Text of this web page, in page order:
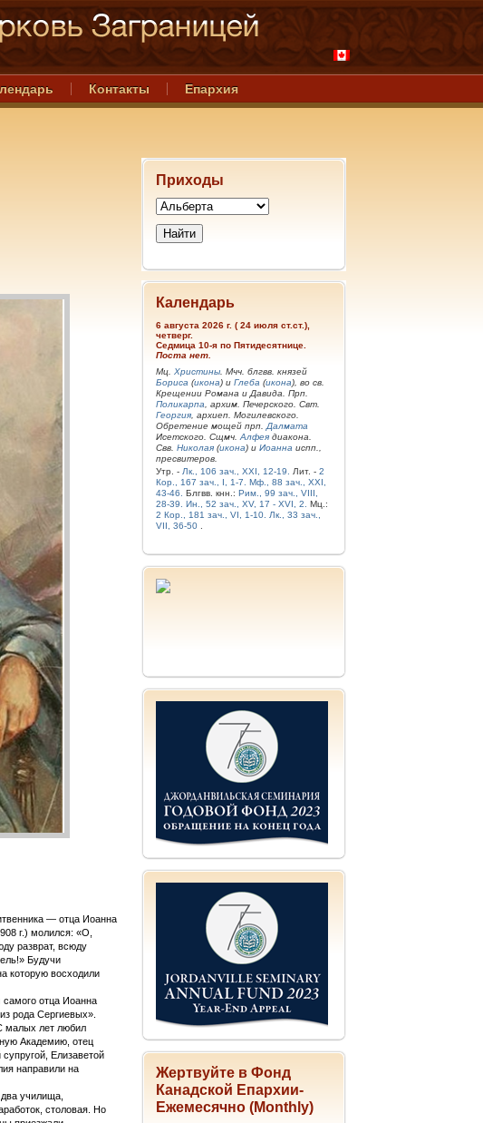
Контакты Епархия
Приходы
Календарь
6 августа 2026 г. ( 24 июля ст.ст.),
четверг.
Седмица 10-я по Пятидесятнице.
Поста нет.
Мц. Христины . Мчч. блгвв. князей
Бориса (икона) и Глеба (икона), во св.
Крещении Романа и Давида. Прп.
Поликарпа , архим. Печерского. Свт.
Георгия , архиеп. Могилевского.
Обретение мощей прп. Далмата
Исетского. Сщмч. Алфея диакона.
Свв. Николая (икона) и Иоанна испп.,
пресвитеров.
Утр. - Лк., 106 зач., XXI, 12-19. Лит. - 2
Кор., 167 зач., I, 1-7.
Мф., 88 зач., XXI,
43-46.
Блгвв. кнн.: Рим., 99 зач., VIII,
28-39.
Ин., 52 зач., XV, 17 - XVI, 2.
Мц.:
2 Кор., 181 зач., VI, 1-10.
Лк., 33 зач.,
VII, 36-50
Жертвуйте в Фонд
Канадской Епархии-
Ежемесячно (Monthly)
— отца Иоанна
г.) молился: «О,
разврат, всюду
Будучи
которую восходили
самого отца Иоанна
рода Сергиевых».
малых лет любил
Академию, отец
Елизаветой
направили на
училища,
столовая. Но